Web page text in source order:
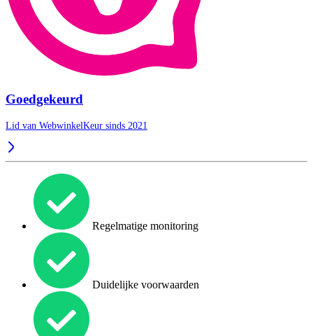
Goedgekeurd
Lid van WebwinkelKeur sinds 2021
Regelmatige monitoring
Duidelijke voorwaarden